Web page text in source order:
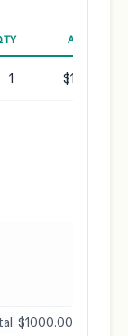
$1000.00
$1000.00